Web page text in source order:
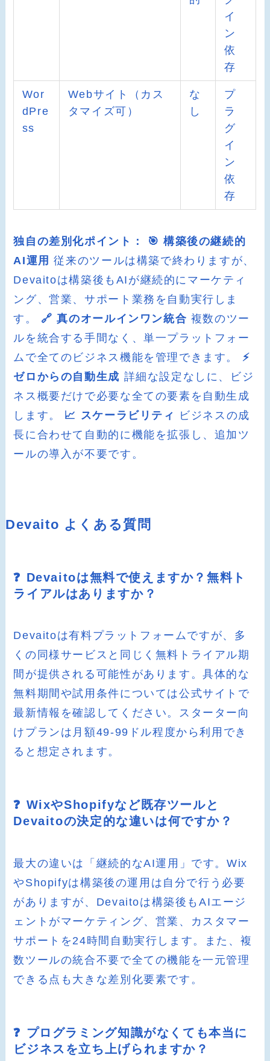
イ
ン
依
存
Wor
dPre
ss
Webサイト（カス
タマイズ可）
な
し
プ
ラ
グ
イ
ン
依
存
独自の差別化ポイント：
🎯 構築後の継続的
AI運用 従来のツールは構築で終わりますが、
Devaitoは構築後もAIが継続的にマーケティ
ング、営業、サポート業務を自動実行しま
す。 🔗 真のオールインワン統合 複数のツー
ルを統合する手間なく、単一プラットフォー
ムで全てのビジネス機能を管理できます。
⚡
ゼロからの自動生成 詳細な設定なしに、ビジ
ネス概要だけで必要な全ての要素を自動生成
します。 📈 スケーラビリティ
ビジネスの成
長に合わせて自動的に機能を拡張し、追加ツ
ールの導入が不要です。
Devaito よくある質問
❓ Devaitoは無料で使えますか？無料ト
ライアルはありますか？
Devaitoは有料プラットフォームですが、多
くの同様サービスと同じく無料トライアル期
間が提供される可能性があります。具体的な
無料期間や試用条件については公式サイトで
最新情報を確認してください。スターター向
けプランは月額49-99ドル程度から利用でき
ると想定されます。
❓ WixやShopifyなど既存ツールと
Devaitoの決定的な違いは何ですか？
最大の違いは「継続的なAI運用」です。Wix
やShopifyは構築後の運用は自分で行う必要
がありますが、Devaitoは構築後もAIエージ
ェントがマーケティング、営業、カスタマー
サポートを24時間自動実行します。また、複
数ツールの統合不要で全ての機能を一元管理
できる点も大きな差別化要素です。
❓ プログラミング知識がなくても本当に
ビジネスを立ち上げられますか？